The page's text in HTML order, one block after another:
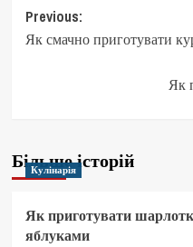
Post
navigation
Previous:
Як смачно приготувати
Як
Більше історій
Кулінарія
Як приготувати
яблуками